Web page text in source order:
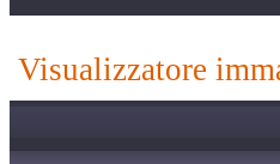
visualizzatore